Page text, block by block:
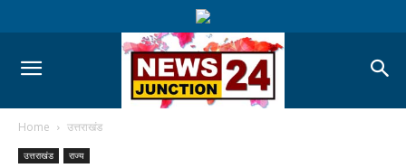
Home उत्तराखंड
उत्तराखंड राज्य